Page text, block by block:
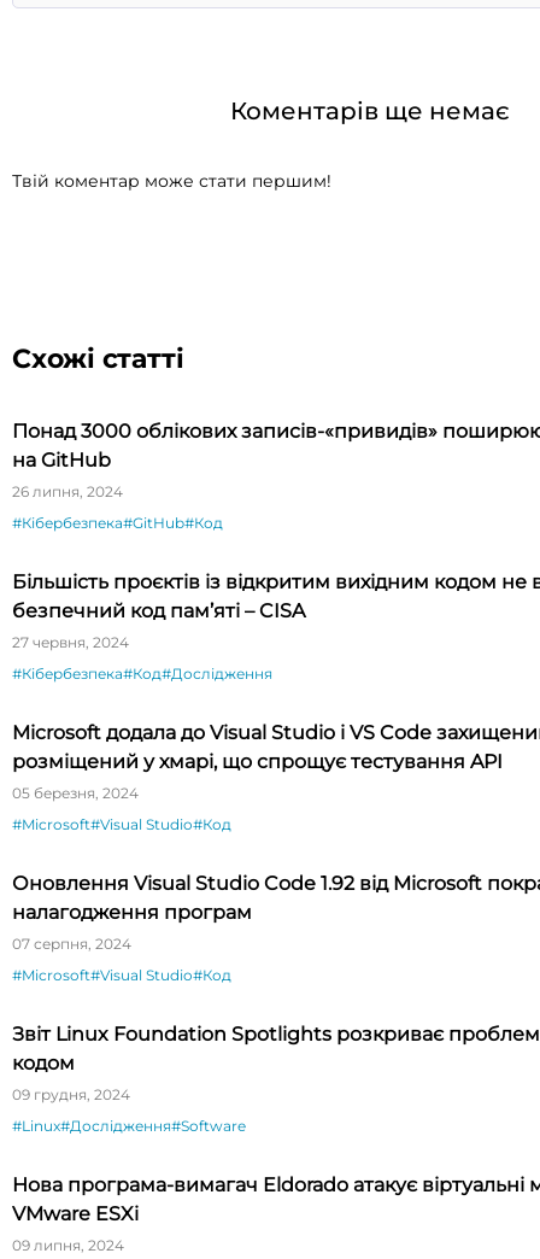
Коментарів ще немає
Твій коментар може стати першим!
Схожі статті
Понад 3000 облікових записів-«привидів»
на GitHub
26 липня, 2024
#Кібербезпека#GitHub#Код
Більшість проєктів із відкритим вихідним кодом
безпечний код пам’яті – CISA
27 червня, 2024
#Кібербезпека#Код#Дослідження
Microsoft додала до Visual Studio і VS Code
розміщений у хмарі, що спрощує тестування API
05 березня, 2024
#Microsoft#Visual Studio#Код
Оновлення Visual Studio Code 1.92 від Microsoft
налагодження програм
07 серпня, 2024
#Microsoft#Visual Studio#Код
Звіт Linux Foundation Spotlights розкриває
кодом
09 грудня, 2024
#Linux#Дослідження#Software
Нова програма-вимагач Eldorado атакує
VMware ESXi
09 липня, 2024